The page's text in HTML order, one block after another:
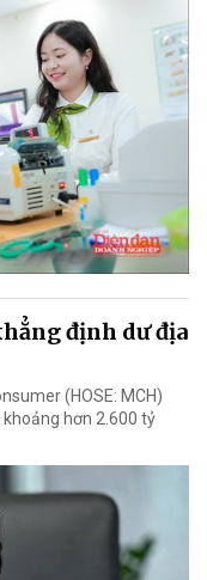
định dư địa
(HOSE: MCH)
hơn 2.600 tỷ